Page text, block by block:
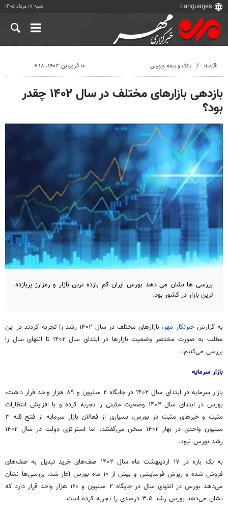
شنبه ۱۷ مرداد ۱۴۰۵
اقتصاد بانک و بیمه وبورس ۱۰ فروردین ۱۴۰۳، ۴:۱۸
بازدهی بازارهای مختلف در سال ۱۴۰۲ چقدر
بود؟
بررسی ها نشان می دهد بورس ایران کم بازده ترین بازار و رمزارز پربازده
ترین بازار در کشور بود.
به گزارش خبرنگار مهر
، بازارهای مختلف در سال ۱۴۰۲ رشد را تجربه کردند در این
مطلب به صورت مختصر وضعیت بازارها در ابتدای سال ۱۴۰۲ تا انتهای سال را
بررسی می‌کنیم:
بازار سرمایه
بازار سرمایه در ابتدای سال ۱۴۰۲ در جایگاه ۲ میلیون و ۸۹ هزار واحد قرار داشت،
بورس در ابتدای سال ۱۴۰۲ وضعیت مثبتی را تجربه کرده و با افزایش انتظارات
مثبت و خبرهای مثبت در بورس، بسیاری از فعالان بازار سرمایه از فتح قله ۳
میلیون واحدی در بهار ۱۴۰۲ سخن می‌گفتند، اما استراتژی دولت در سال ۱۴۰۲
رشد بورس نبود.
به یک باره در ۱۷ اردیبهشت ماه سال ۱۴۰۲ صف‌های خرید تبدیل به صف‌های
فروش شده و ریزش فرسایشی و بیش از ۱۰ ماه بورس آغاز شد، بررسی‌ها نشان
می‌دهد بورس در انتهای سال در جایگاه ۲ میلیون و ۱۶۰ هزار واحد قرار دارد که
نشان می‌دهد بورس رشد ۳.۵ درصدی را تجربه کرده است.